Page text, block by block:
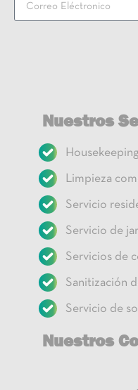
Nuestros
Limpieza
Servicio
Servicio de
Servicios de
Sanitización
Servicio de
Nuestros